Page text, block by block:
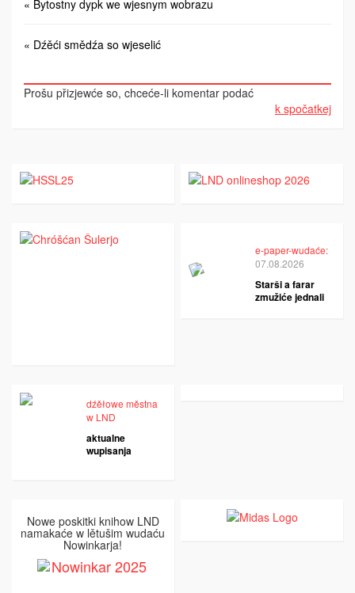
« Bytostny dypk we wjesnym wobrazu
« Dźěći smědźa so wjeselić
Prošu přizjewće so, chceće-li komentar podać
k spočatkej
e-paper-wudaće:
07.08.2026
Starši a farar
zmužiće jednali
dźěłowe městna
w LND
aktualne
wupisanja
Nowe poskitki knihow LND
namakaće w lětušim wudaću
Nowinkarja!